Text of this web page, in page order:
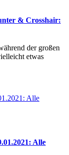
& Crosshair:
der großen
etwas
Alle